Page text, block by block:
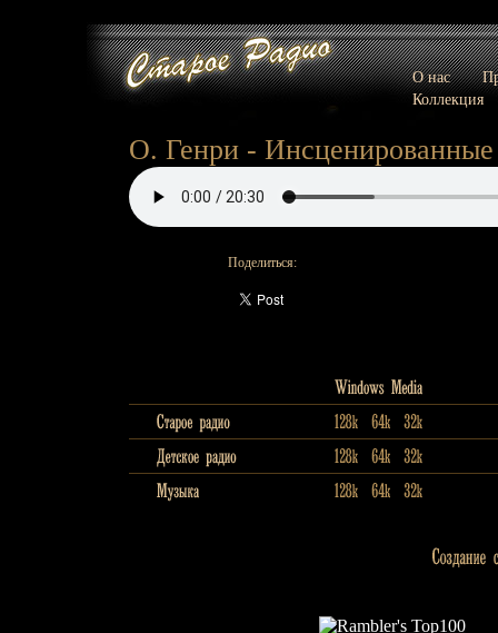
О нас
Коллекция
О. Генри - Инсценированные
Поделиться: